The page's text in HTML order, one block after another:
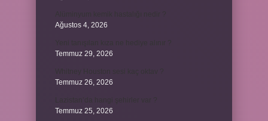
Ağustos 4, 2026
Temmuz 29, 2026
Temmuz 26, 2026
Temmuz 25, 2026